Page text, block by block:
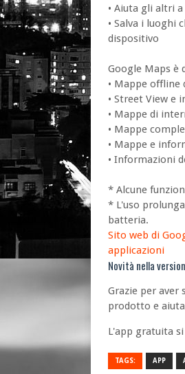
• Aiuta gli altri
• Salva i luoghi
dispositivo
Google Maps è
• Mappe offline
• Street View
• Mappe di
• Mappe
• Mappe e
• Informazioni
* Alcune
* L'uso
batteria.
Sito web di
applicazioni
Novità nella
Grazie per aver
prodotto e
L'app gratuita
TAGS: APP